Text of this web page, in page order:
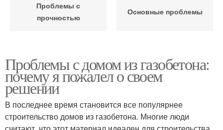
Проблемы с
прочностью
Основные проблемы
Проблемы с домом из газобетона:
почему я пожалел о своем
решении
В последнее время становится все популярнее
строительство домов из газобетона. Многие люди